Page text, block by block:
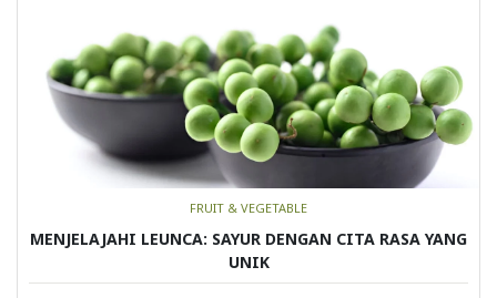
FRUIT & VEGETABLE
MENJELAJAHI LEUNCA: SAYUR DENGAN CITA RASA YANG
UNIK